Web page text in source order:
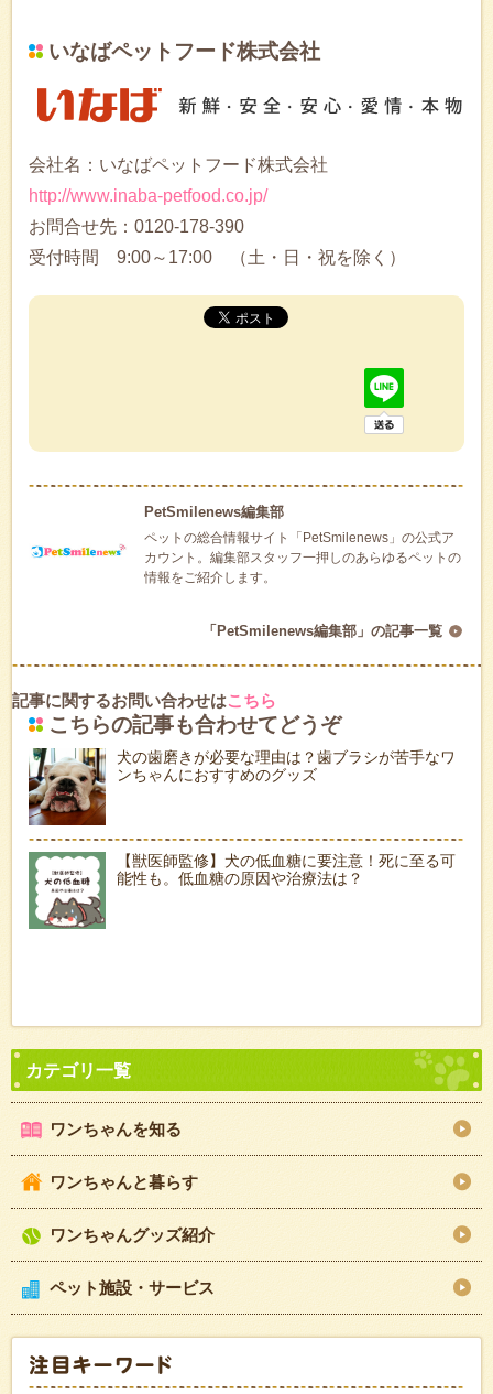
いなばペットフード株式会社
会社名：いなばペットフード株式会社
http://www.inaba-petfood.co.jp/
お問合せ先：0120-178-390
受付時間 9:00～17:00 （土・日・祝を除く）
PetSmilenews編集部
ペットの総合情報サイト「PetSmilenews」の公式ア
カウント。編集部スタッフ一押しのあらゆるペットの
情報をご紹介します。
「PetSmilenews編集部」の記事一覧
記事に関するお問い合わせはこちら
こちらの記事も合わせてどうぞ
犬の歯磨きが必要な理由は？歯ブラシが苦手なワ
ンちゃんにおすすめのグッズ
【獣医師監修】犬の低血糖に要注意！死に至る可
能性も。低血糖の原因や治療法は？
ワンちゃんを知る
ワンちゃんと暮らす
ワンちゃんグッズ紹介
ペット施設・サービス